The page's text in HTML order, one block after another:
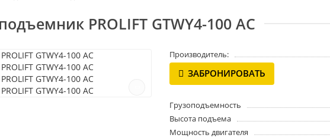
PROLIFT GTWY4-100 AC
Производитель:
ЗАБРОНИРОВАТЬ
Грузоподъемность
Высота подъема
Мощность двигателя